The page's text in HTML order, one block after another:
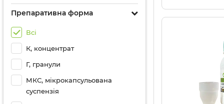
Препаративна форма
Всі
К, концентрат
Г, гранули
МКС, мікрокапсульована
суспензія